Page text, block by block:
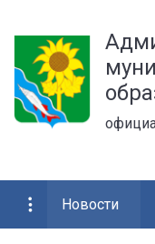
Новости